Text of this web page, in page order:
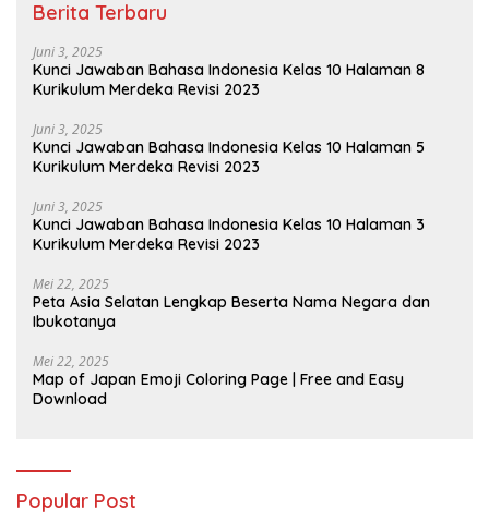
Berita Terbaru
Juni 3, 2025
Kunci Jawaban Bahasa Indonesia Kelas 10 Halaman 8
Kurikulum Merdeka Revisi 2023
Juni 3, 2025
Kunci Jawaban Bahasa Indonesia Kelas 10 Halaman 5
Kurikulum Merdeka Revisi 2023
Juni 3, 2025
Kunci Jawaban Bahasa Indonesia Kelas 10 Halaman 3
Kurikulum Merdeka Revisi 2023
Mei 22, 2025
Peta Asia Selatan Lengkap Beserta Nama Negara dan
Ibukotanya
Mei 22, 2025
Map of Japan Emoji Coloring Page | Free and Easy
Download
Popular Post